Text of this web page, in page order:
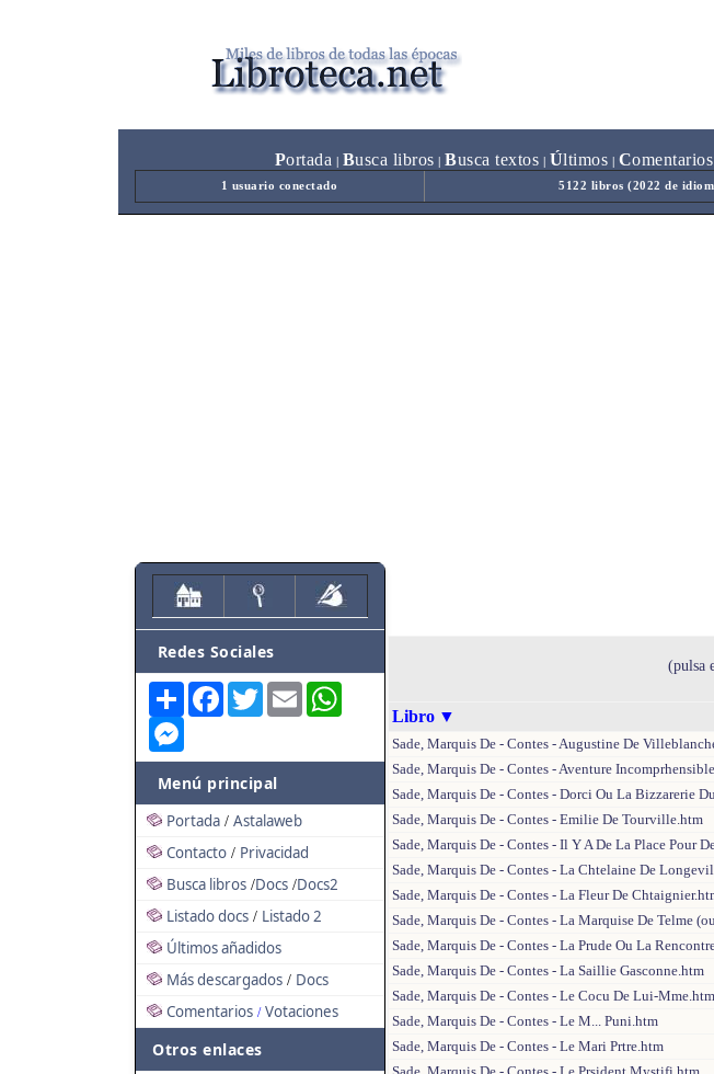
Portada Busca libros Busca textos Últimos Comentarios
1 usuario conectado 5122 libros (2022 de
Redes Sociales
Share FacebookTwitterEmail
Menú principal
Portada / Astalaweb
Contacto / Privacidad
Busca libros /Docs /Docs2
Listado docs / Listado 2
Últimos añadidos
Más descargados / Docs
Comentarios / Votaciones
Otros enlaces
(pulsa
Libro ▼
Sade, Marquis De - Contes - Augustine De
Sade, Marquis De - Contes - Aventure
Sade, Marquis De - Contes - Dorci Ou La Bizzarerie
Sade, Marquis De - Contes - Emilie De Tourville.htm
Sade, Marquis De - Contes - Il Y A De La Place Pour
Sade, Marquis De - Contes - La Chtelaine De
Sade, Marquis De - Contes - La Fleur De
Sade, Marquis De - Contes - La Marquise De Telme
Sade, Marquis De - Contes - La Prude Ou La
Sade, Marquis De - Contes - La Saillie Gasconne.htm
Sade, Marquis De - Contes - Le Cocu De Lui-Mme.htm
Sade, Marquis De - Contes - Le M... Puni.htm
Sade, Marquis De - Contes - Le Mari Prtre.htm